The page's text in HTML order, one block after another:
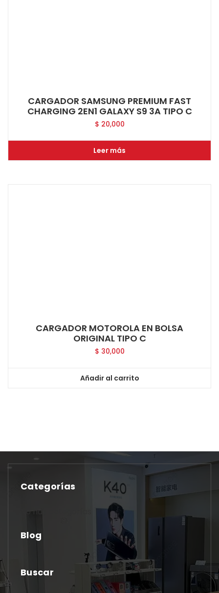
CARGADOR SAMSUNG PREMIUM FAST
CHARGING 2EN1 GALAXY S9 3A TIPO C
$ 20,000
Leer más
CARGADOR MOTOROLA EN BOLSA
ORIGINAL TIPO C
$ 30,000
Añadir al carrito
Categorías
No hay categorías
Blog
Buscar